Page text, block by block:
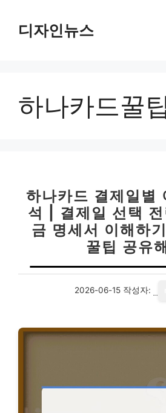
디자인뉴스
하나카드꿀
하나카드 결제일별
석 | 결제일 선택
금 명세서 이해하
꿀팁 공유
2026-06-15 작성자: